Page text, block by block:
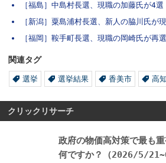
［福島］中島村長選、現職の加藤氏が4選
［新潟］粟島浦村長選、新人の脇川氏が
［福岡］鞍手町長選、現職の岡崎氏が再選
関連タグ
選挙 選挙結果 香美市 高知
クリックリサーチ
政府の物価高対策で最も
何ですか？（2026/5/